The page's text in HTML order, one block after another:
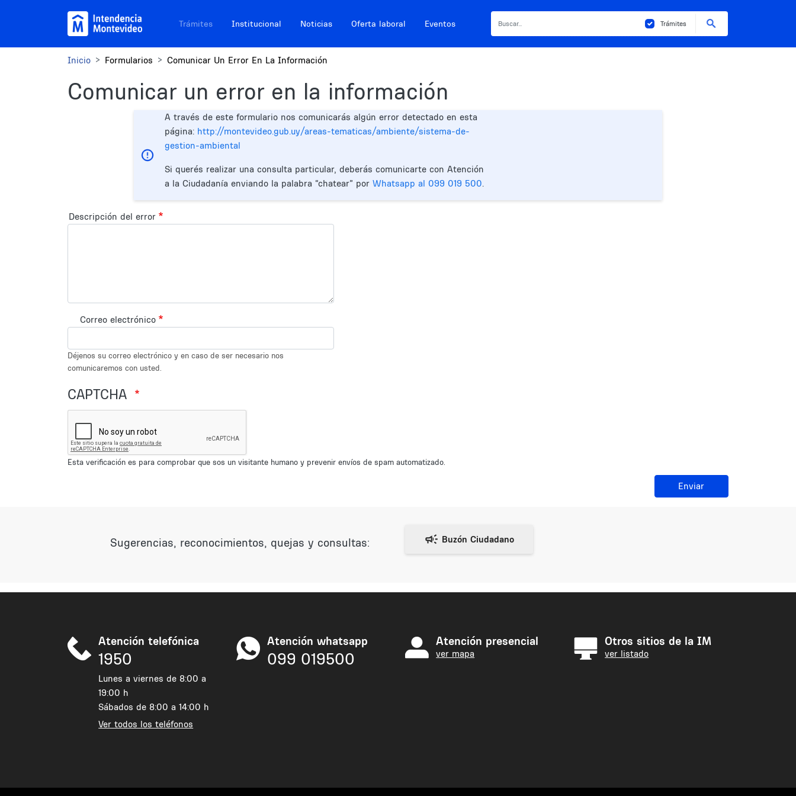
Navegación sitios
Trámites Institucional Noticias Oferta laboral Eventos Trámites
Inicio Formularios Comunicar Un Error En La Información
Comunicar un error en la información
A través de este formulario nos comunicarás algún error detectado en esta
página: http://montevideo.gub.uy/areas-tematicas/ambiente/sistema-de-
gestion-ambiental
Si querés realizar una consulta particular, deberás comunicarte con Atención
a la Ciudadanía enviando la palabra “chatear” por Whatsapp al 099 019 500.
Descripción del error
Correo electrónico
Déjenos su correo electrónico y en caso de ser necesario nos
comunicaremos con usted.
CAPTCHA
Esta verificación es para comprobar que sos un visitante humano y prevenir envíos de spam automatizado.
Enviar
Sugerencias, reconocimientos, quejas y consultas:
Atención telefónica
1950
Lunes a viernes de 8:00 a
19:00 h
Sábados de 8:00 a 14:00 h
Ver todos los teléfonos
Atención whatsapp
099 019500
Atención presencial
ver mapa
Otros sitios de la IM
ver listado